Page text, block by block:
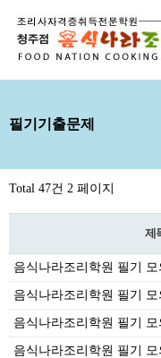
필기기출문제
Total 47건 2 페이지
제
음식나라조리학원 필기
음식나라조리학원 필기
음식나라조리학원 필기
음식나라조리학원 필기